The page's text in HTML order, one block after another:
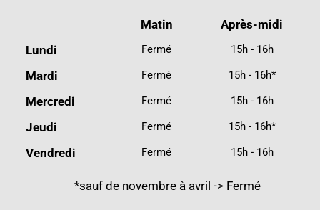
Matin
Après-midi
Lundi
Fermé 15h - 16h
Mardi Fermé 15h - 16h*
Mercredi Fermé 15h - 16h
Jeudi Fermé 15h - 16h*
Vendredi Fermé 15h - 16h
*sauf de novembre à avril -> Fermé